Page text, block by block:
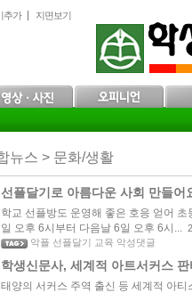
추가 지면보기
뉴스 > 문화/생활
선플달기로 아름다운 사회 만들어
학교 선플방도 운영해 좋은 호응 얻어
일 오후 6시부터 다음날 6일 오후 6시...
악플 선플달기 교육 악성댓글
학생신문사, 세계적 아트서커스
태양의 서커스 주역 출신 등 세계적 아